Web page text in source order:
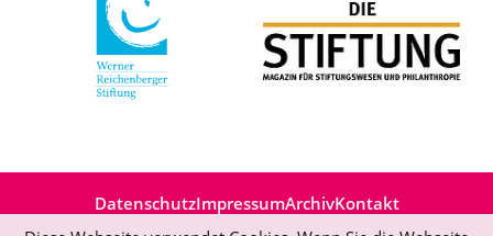
DatenschutzImpressumArchivKontakt